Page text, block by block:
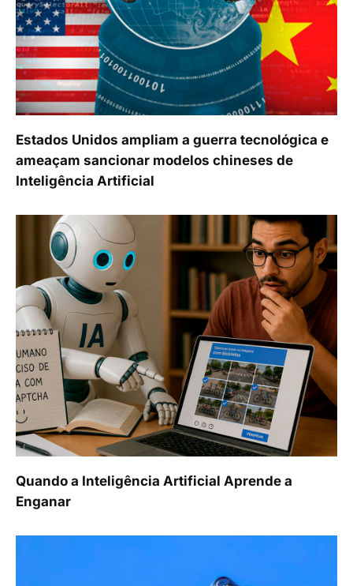
Estados Unidos ampliam a guerra tecnológica e
ameaçam sancionar modelos chineses de
Inteligência Artificial
Quando a Inteligência Artificial Aprende a
Enganar